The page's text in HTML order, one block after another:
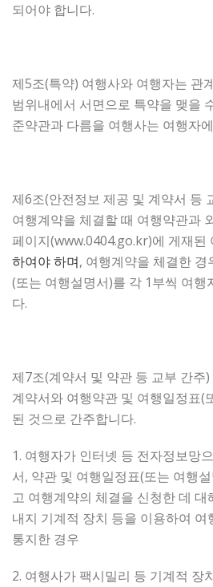
되어야 합니다.
제5조(특약) 여행사와 여행자는 관
범위내에서 서면으로 특약을 맺을
준약관과 다름을 여행사는 여행자
제6조(안전정보 제공 및 계약서 등
여행계약을 체결할 때 여행약관과
페이지(www.0404.go.kr)에 게재된
하여야 하며, 여행계약을 체결한
(또는 여행설명서)를 각 1부씩 여행
다.
제7조(계약서 및 약관 등 교부 간주
계약서와 여행약관 및 여행일정표(
된 것으로 간주합니다.
1. 여행자가 인터넷 등 전자정보망
서, 약관 및 여행일정표(또는 여행
고 여행계약의 체결을 신청한 데
내지 기계적 장치 등을 이용하여
통지한 경우
2. 여행사가 팩시밀리 등 기계적 장